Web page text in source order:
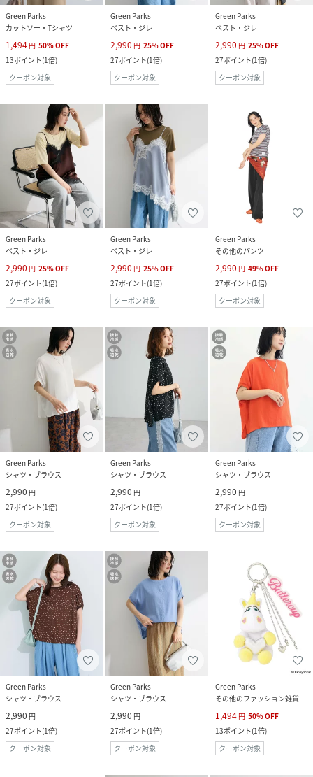
Green Parks
カットソー・Tシャツ
1,494 円 50%OFF
13ポイント(1倍)
クーポン対象
Green Parks
ベスト・ジレ
2,990 円 25%OFF
27ポイント(1倍)
クーポン対象
Green Parks
ベスト・ジレ
2,990 円 25%OFF
27ポイント(1倍)
クーポン対象
Green Parks
ベスト・ジレ
2,990 円 25%OFF
27ポイント(1倍)
クーポン対象
Green Parks
ベスト・ジレ
2,990 円 25%OFF
27ポイント(1倍)
クーポン対象
Green Parks
その他のパンツ
2,990 円 49%OFF
27ポイント(1倍)
クーポン対象
Green Parks
シャツ・ブラウス
2,990 円
27ポイント(1倍)
クーポン対象
Green Parks
シャツ・ブラウス
2,990 円
27ポイント(1倍)
クーポン対象
Green Parks
シャツ・ブラウス
2,990 円
27ポイント(1倍)
クーポン対象
Green Parks
シャツ・ブラウス
2,990 円
27ポイント(1倍)
クーポン対象
Green Parks
シャツ・ブラウス
2,990 円
27ポイント(1倍)
クーポン対象
Green Parks
その他のファッション雑貨
1,494 円 50%OFF
13ポイント(1倍)
クーポン対象